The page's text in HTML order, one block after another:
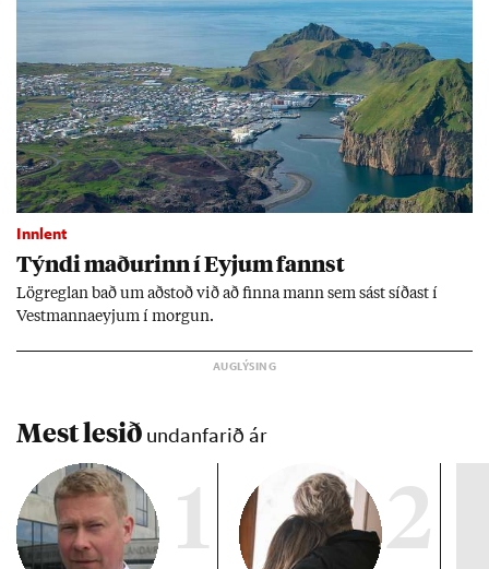
Innlent
Týndi mað­ur­inn í Eyj­um fannst
Lög­regl­an bað um að­stoð við að finna mann sem sást síð­ast í
Vest­manna­eyj­um í morg­un.
Mest lesið undanfarið ár
1 2